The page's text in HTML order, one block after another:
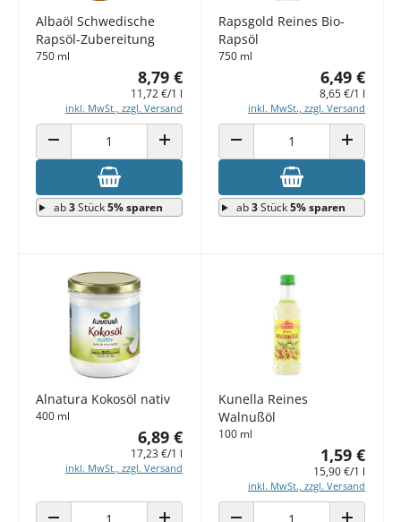
Albaöl Schwedische
Rapsöl-Zubereitung
750 ml
8,79 €
11,72 €/1 l
inkl. MwSt., zzgl. Versand
ANZAHL VERRINGERN ANZAHL ERHÖHEN
ab3Stück5% sparen
Rapsgold Reines Bio-
Rapsöl
750 ml
6,49 €
8,65 €/1 l
inkl. MwSt., zzgl. Versand
ANZAHL VERRINGERN ANZAHL
ab3Stück5% sparen
Alnatura Kokosöl nativ
400 ml
6,89 €
17,23 €/1 l
inkl. MwSt., zzgl. Versand
Kunella Reines
Walnußöl
100 ml
1,59 €
15,90 €/1 l
inkl. MwSt., zzgl. Versand